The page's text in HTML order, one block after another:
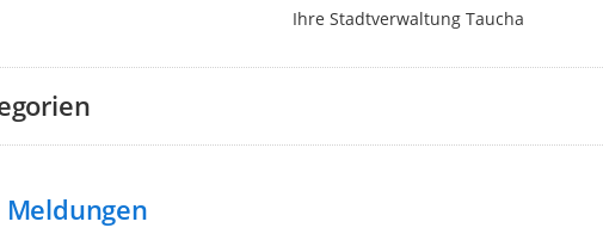
Ihre Stadtverwaltung Taucha
Meldungen